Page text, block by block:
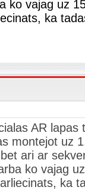
ko vajag uz
ka
AR
montejot uz
ari ar
ko vajag
ka